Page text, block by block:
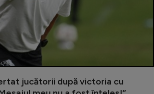
jucătorii după victoria cu